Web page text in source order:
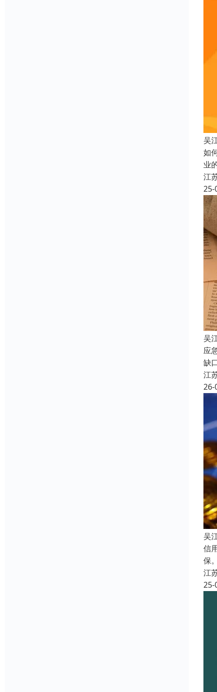
吴
如
业
江
25-
吴
应
缺
江
26-
吴
信
保
江
25-